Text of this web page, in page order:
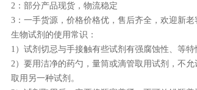
2：部分产品现货，物流稳定
3：一手货源，价格价格优，售后齐全，欢迎新老
生物试剂的使用常识：
1）试剂切忌与手接触有些试剂有强腐蚀性、等特
2）要用洁净的药勺，量筒或滴管取用试剂，不
取用另一种试剂。